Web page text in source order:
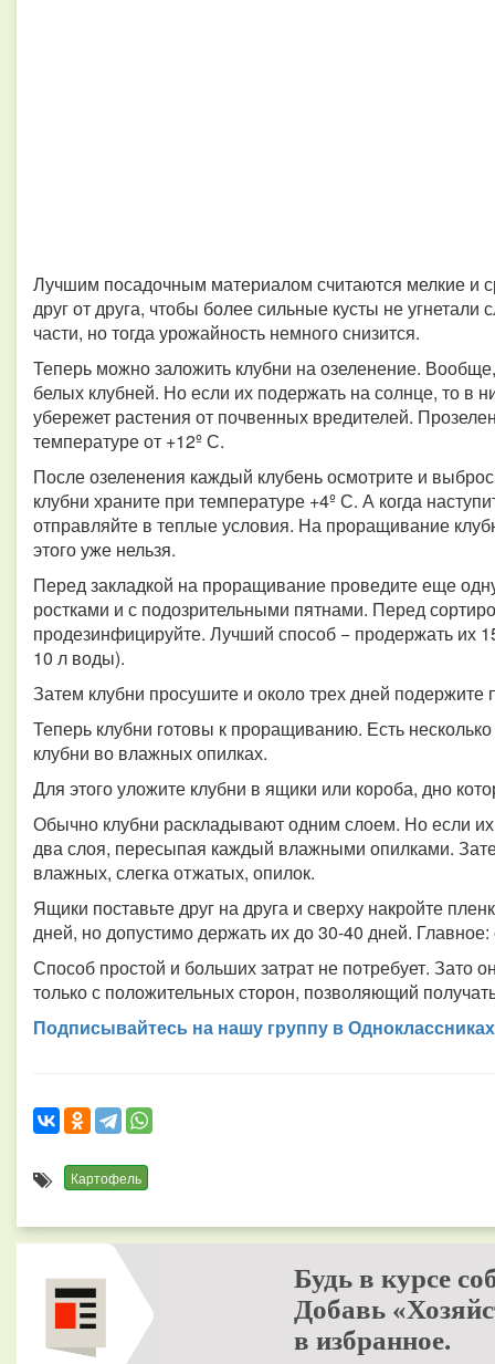
Лучшим посадочным материалом считаются мелкие и
друг от друга, чтобы более сильные кусты не
части, но тогда урожайность немного снизится.
Теперь можно заложить клубни на озеленение.
белых клубней. Но если их подержать на солнце, то в
убережет растения от почвенных вредителей.
температуре от +12º С.
После озеленения каждый клубень осмотрите и
клубни храните при температуре +4º С. А когда
отправляйте в теплые условия. На проращивание
этого уже нельзя.
Перед закладкой на проращивание проведите еще
ростками и с подозрительными пятнами. Перед
продезинфицируйте. Лучший способ − продержать их
10 л воды).
Затем клубни просушите и около трех дней подержите
Теперь клубни готовы к проращиванию. Есть
клубни во влажных опилках.
Для этого уложите клубни в ящики или короба, дно
Обычно клубни раскладывают одним слоем. Но если
два слоя, пересыпая каждый влажными опилками.
влажных, слегка отжатых, опилок.
Ящики поставьте друг на друга и сверху накройте
дней, но допустимо держать их до 30-40 дней.
Способ простой и больших затрат не потребует. Зато
только с положительных сторон, позволяющий
Подписывайтесь на нашу группу в Одноклассниках
Картофель
Будь в курсе
Добавь
в избранное.